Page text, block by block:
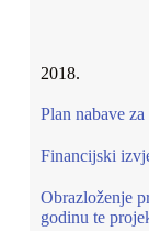
2018.
Plan nabave za
Financijski
Obrazloženje
godinu te